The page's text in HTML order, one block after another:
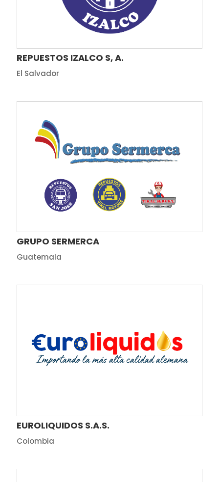
REPUESTOS IZALCO S, A.
El Salvador
GRUPO SERMERCA
Guatemala
EUROLIQUIDOS S.A.S.
Colombia